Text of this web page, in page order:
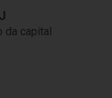
da capital